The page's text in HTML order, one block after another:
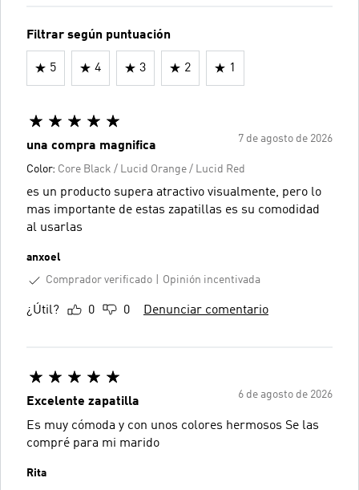
Filtrar según puntuación
5 4 3 2 1
7 de agosto de 2026
una compra magnifica
Color: Core Black / Lucid Orange / Lucid Red
es un producto supera atractivo visualmente, pero lo
mas importante de estas zapatillas es su comodidad
al usarlas
anxoel
Comprador verificado
Opinión incentivada
¿Útil? 0 0 Denunciar comentario
6 de agosto de 2026
Excelente zapatilla
Es muy cómoda y con unos colores hermosos Se las
compré para mi marido
Rita